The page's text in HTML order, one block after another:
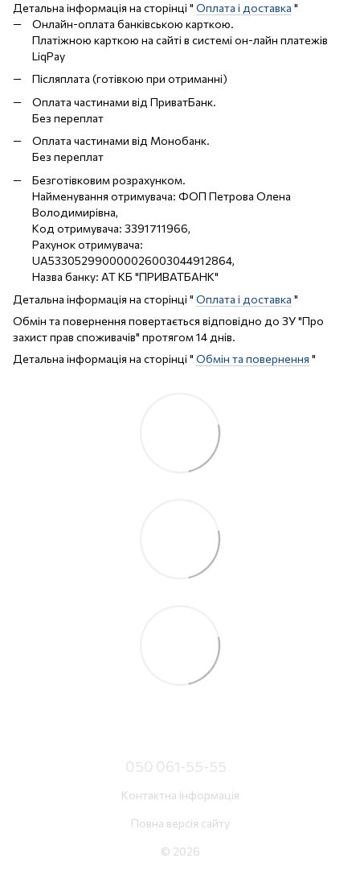
Детальна інформація на сторінці " Оплата і доставка "
Онлайн-оплата банківською карткою.
Платіжною карткою на сайті в системі он-лайн платежів
LiqPay
Післяплата (готівкою при отриманні)
Оплата частинами від ПриватБанк.
Без переплат
Оплата частинами від Монобанк.
Без переплат
Безготівковим розрахунком.
Найменування отримувача: ФОП Петрова Олена
Володимирівна,
Код отримувача: 3391711966,
Рахунок отримувача:
UA533052990000026003044912864,
Назва банку: АТ КБ "ПРИВАТБАНК"
Детальна інформація на сторінці " Оплата і доставка "
Обмін та повернення повертається відповідно до ЗУ "Про
захист прав споживачів" протягом 14 днів.
Детальна інформація на сторінці " Обмін та повернення "
050 061-55-55
Контактна інформація
Повна версія сайту
© 2026